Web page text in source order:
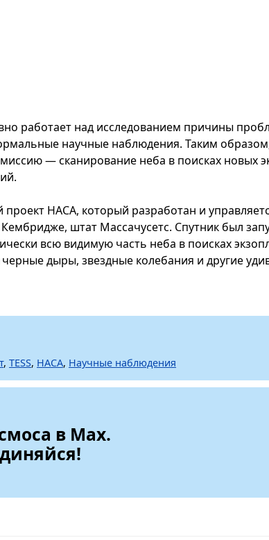
работает над исследованием причины
научные наблюдения. Таким
— сканирование неба в поисках новых
проект НАСА, который разработан и
штат Массачусетс. Спутник был
всю видимую часть неба в поисках
дыры, звездные колебания и другие
, TESS, НАСА, Научные наблюдения
в Max.